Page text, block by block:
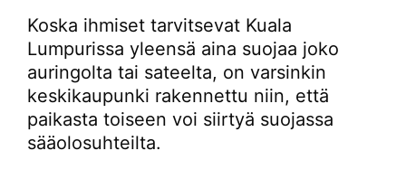
Koska ihmiset tarvitsevat Kuala
Lumpurissa yleensä aina suojaa joko
auringolta tai sateelta, on varsinkin
keskikaupunki rakennettu niin, että
paikasta toiseen voi siirtyä suojassa
sääolosuhteilta.